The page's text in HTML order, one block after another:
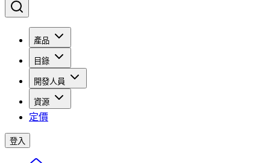
產品
目錄
開發人員
資源
定價
登入